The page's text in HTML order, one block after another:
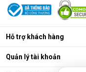
Bình chứa nước:
để sử dụng.
Bơm áp và van
lực lọc và tự
Hỗ trợ khách hàng
Quản lý tài khoản